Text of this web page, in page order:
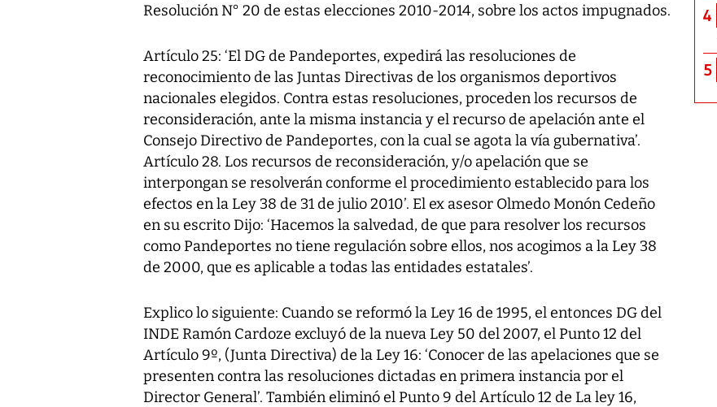
Resolución N° 20 de estas elecciones 2010-2014, sobre los actos impugnados.
Artículo 25: ‘El DG de Pandeportes, expedirá las resoluciones de
reconocimiento de las Juntas Directivas de los organismos deportivos
nacionales elegidos. Contra estas resoluciones, proceden los recursos de
reconsideración, ante la misma instancia y el recurso de apelación ante el
Consejo Directivo de Pandeportes, con la cual se agota la vía gubernativa’.
Artículo 28. Los recursos de reconsideración, y/o apelación que se
interpongan se resolverán conforme el procedimiento establecido para los
efectos en la Ley 38 de 31 de julio 2010’. El ex asesor Olmedo Monón Cedeño
en su escrito Dijo: ‘Hacemos la salvedad, de que para resolver los recursos
como Pandeportes no tiene regulación sobre ellos, nos acogimos a la Ley 38
de 2000, que es aplicable a todas las entidades estatales’.
Explico lo siguiente: Cuando se reformó la Ley 16 de 1995, el entonces DG del
INDE Ramón Cardoze excluyó de la nueva Ley 50 del 2007, el Punto 12 del
Artículo 9º, (Junta Directiva) de la Ley 16: ‘Conocer de las apelaciones que se
presenten contra las resoluciones dictadas en primera instancia por el
Director General’. También eliminó el Punto 9 del Artículo 12 de La ley 16,
4
5